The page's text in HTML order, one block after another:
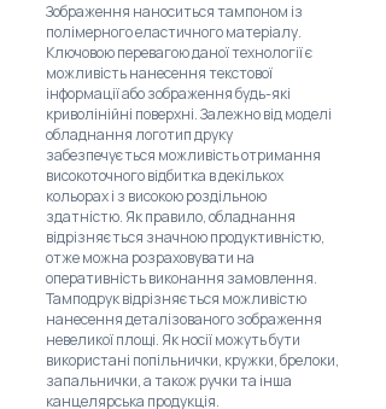
Зображення наноситься тампоном із
полімерного еластичного матеріалу.
Ключовою перевагою даної технології є
можливість нанесення текстової
інформації або зображення будь-які
криволінійні поверхні. Залежно від моделі
обладнання логотип друку
забезпечується можливість отримання
високоточного відбитка в декількох
кольорах і з високою роздільною
здатністю. Як правило, обладнання
відрізняється значною продуктивністю,
отже можна розраховувати на
оперативність виконання замовлення.
Тамподрук відрізняється можливістю
нанесення деталізованого зображення
невеликої площі. Як носії можуть бути
використані попільнички, кружки, брелоки,
запальнички, а також ручки та інша
канцелярська продукція.